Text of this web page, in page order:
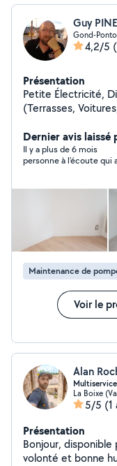
Guy
Gond-
4,2/5
Présentation
Petite Électricité,
(Terrasses,
Livraison de
Dernier avis laissé
Il y a plus de 6 mois
personne à l'écoute qui
Maintenance de
Voir le
Alan
La Boixe
5/5 (1
Présentation
Bonjour,
volonté et bonne